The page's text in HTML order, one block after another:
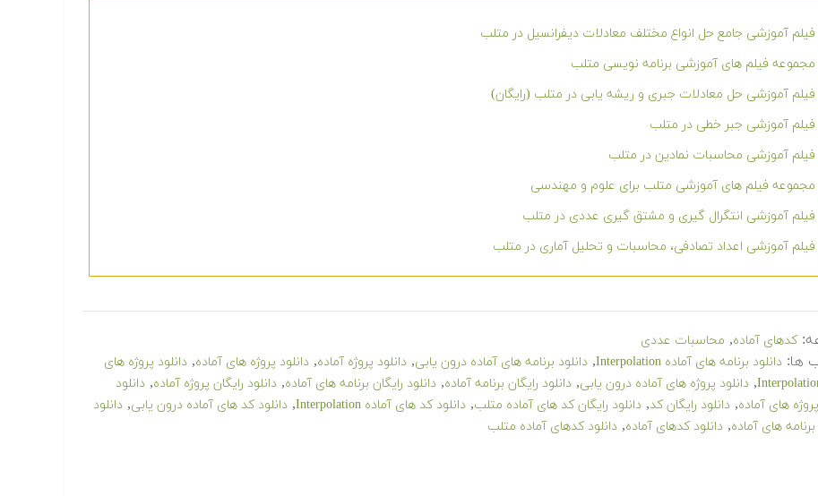
فیلم آموزشی جامع حل انواع مختلف معادلات دیفرانسیل در متلب
مجموعه فیلم های آموزشی برنامه نویسی متلب
فیلم آموزشی حل معادلات جبری و ریشه یابی در متلب (رایگان)
فیلم آموزشی جبر خطی در متلب
فیلم آموزشی محاسبات نمادین در متلب
مجموعه فیلم های آموزشی متلب برای علوم و مهندسی
فیلم آموزشی انتگرال گیری و مشتق گیری عددی در متلب
فیلم آموزشی اعداد تصادفی، محاسبات و تحلیل آماری در متلب
کدهای آماده, محاسبات عددی
ها: دانلود برنامه های آماده Interpolation , دانلود برنامه های آماده درون یابی, دانلود پروژه آماده, دانلود پروژه های آماده, دانلود پروژه های
, دانلود پروژه های آماده درون یابی, دانلود رایگان برنامه آماده, دانلود رایگان برنامه های آماده, دانلود رایگان پروژه آماده, دانلود
های آماده, دانلود رایگان کد, دانلود رایگان کد های آماده متلب, دانلود کد های آماده Interpolation , دانلود کد های آماده درون یابی, دانلود
های آماده, دانلود کدهای آماده, دانلود کدهای آماده متلب